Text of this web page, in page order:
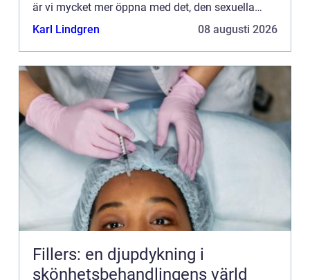
är vi mycket mer öppna med det, den sexuella
njutningen och orgasmtips för kvinnan. Idag finns
Karl Lindgren 08 augusti 2026
Fillers: en djupdykning i
skönhetsbehandlingens värld